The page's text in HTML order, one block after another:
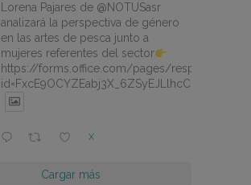
Lorena Pajares de @NOTUSasr
analizará la perspectiva de género
en las artes de pesca junto a
mujeres referentes del sector
https://forms.office.com/pages/
X
Cargar más